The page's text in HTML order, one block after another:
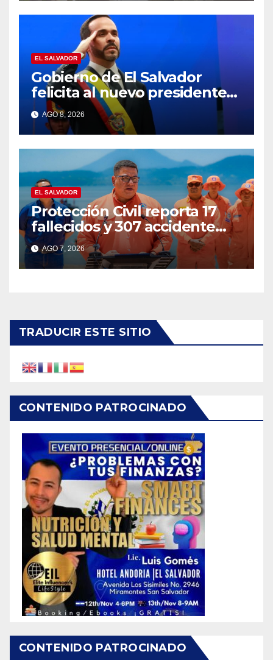
EL SALVADOR
Gobierno de El Salvador
felicita al nuevo presidente
de Colombia Abelardo de la
Espriella
AGO 8, 2026
EL SALVADOR
Protección Civil reporta 17
fallecidos y 307 accidente
durante vacaciones
agostinas
AGO 7, 2026
TRADUCIR ESTE SITIO
CONTENIDO PATROCINADO
CONTENIDO PATROCINADO